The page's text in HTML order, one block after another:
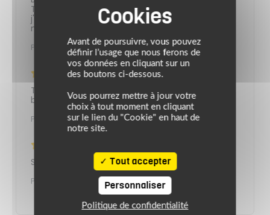
Très léger, assez confortable, habituellement
j'utilise un neotec 2, pas la même chose quand
même.
Publié le 11/02/2024
—Acheteur Vérifié
Très bon casque, léger confortable ,un peu
bruyant mais je m'en doutais
Publié le 10/05/2021
Super casque! Confortable et très léger!
Publié le 01/10/2020
Avant de poursuivre, vous pouvez
définir l’usage que nous ferons de
vos données en cliquant sur un
des boutons ci-dessous.
Vous pourrez mettre à jour votre
choix à tout moment en cliquant
sur le lien du "Cookie" en haut de
notre site.
Tout accepter
Personnaliser
Politique de confidentialité